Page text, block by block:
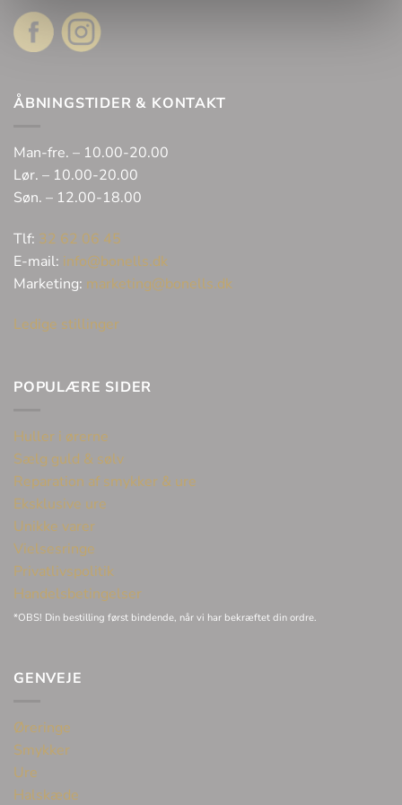
ÅBNINGSTIDER & KONTAKT
Man-fre. – 10.00-20.00
Lør. – 10.00-20.00
Søn. – 12.00-18.00
Tlf: 32 62 06 45
E-mail: info@bonells.dk
Marketing: marketing@bonells.dk
Ledige stillinger
POPULÆRE SIDER
Huller i ørerne
Sælg guld & sølv
Reparation af smykker & ure
Eksklusive ure
Unikke varer
Vielsesringe
Privatlivspolitik
Handelsbetingelser
*OBS! Din bestilling først bindende, når vi har bekræftet din ordre.
GENVEJE
Øreringe
Smykker
Ure
Halskæde